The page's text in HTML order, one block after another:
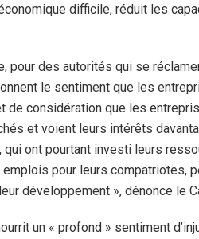
difficile, réduit les
pour des autorités qui se
le sentiment que les
de considération que les
et voient leurs intérêts
qui ont pourtant investi leurs
pour leurs compatriotes,
développement », dénonce le
un « profond » sentiment